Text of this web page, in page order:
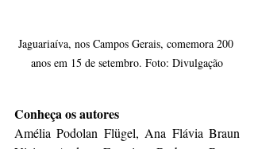
Jaguariaíva, nos Campos Gerais, comemora 200
anos em 15 de setembro. Foto: Divulgação
Conheça os autores
Amélia Podolan Flügel, Ana Flávia Braun